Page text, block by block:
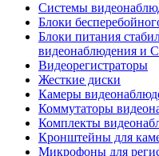
Системы
Блоки
Блоки питания
видеонаблюдения и
Видеорегистраторы
Жесткие диски
Камеры
Коммутаторы
Комплекты
Кронштейны для
Микрофоны для